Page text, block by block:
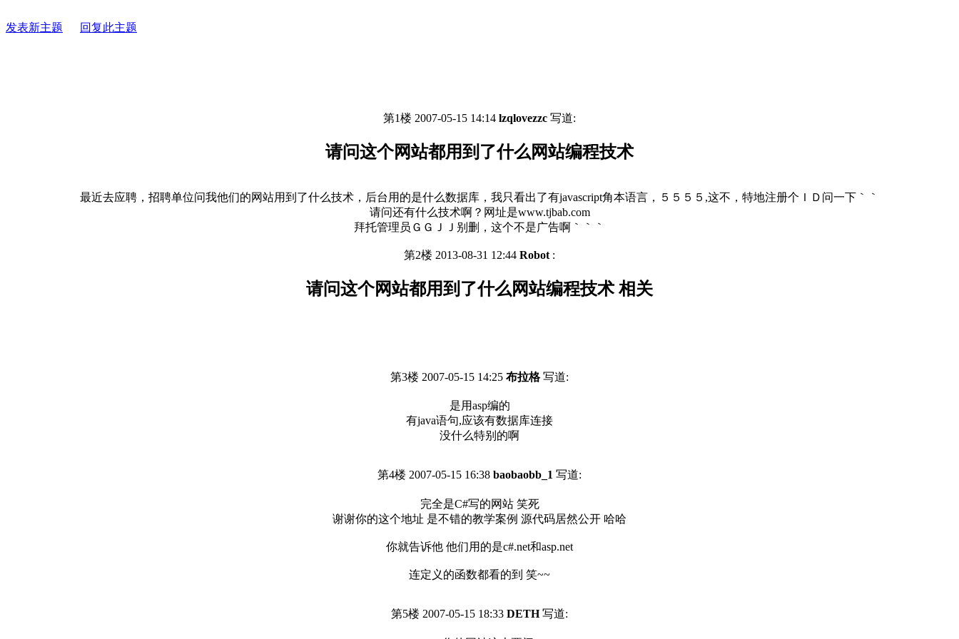
发表新主题 回复此主题
第1楼 2007-05-15 14:14 lzqlovezzc 写道:
请问这个网站都用到了什么网站编程技术
最近去应聘，招聘单位问我他们的网站用到了什么技术，后台用的是什么数据库，我只看出了有javascript角本语言，５５５５,这不，特地注册个ＩＤ问一下｀｀
请问还有什么技术啊？网址是www.tjbab.com
拜托管理员ＧＧＪＪ别删，这个不是广告啊｀｀｀
第2楼 2013-08-31 12:44 Robot :
请问这个网站都用到了什么网站编程技术 相关
第3楼 2007-05-15 14:25 布拉格写道:
是用asp编的
有java语句,应该有数据库连接
没什么特别的啊
第4楼 2007-05-15 16:38 baobaobb_1 写道:
完全是C#写的网站 笑死
谢谢你的这个地址 是不错的教学案例 源代码居然公开 哈哈
你就告诉他 他们用的是c#.net和asp.net
连定义的函数都看的到 笑~~
第5楼 2007-05-15 18:33 DETH写道: